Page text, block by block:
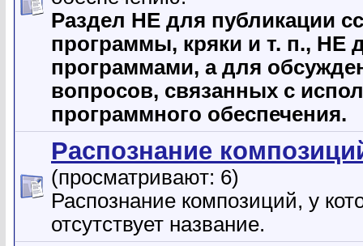
Раздел НЕ для публикации
программы, кpяки и т. п., НЕ
программами, а для
вопросов, связанных с
программного обеспечения.
Распознание
(просматривают: 6)
Распознание композиций, у
отсутствует название.